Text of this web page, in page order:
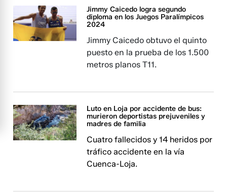
Jimmy Caicedo logra segundo
diploma en los Juegos Paralímpicos
2024
Jimmy Caicedo obtuvo el quinto
puesto en la prueba de los 1.500
metros planos T11.
Luto en Loja por accidente de bus:
murieron deportistas prejuveniles y
madres de familia
Cuatro fallecidos y 14 heridos por
tráfico accidente en la vía
Cuenca-Loja.